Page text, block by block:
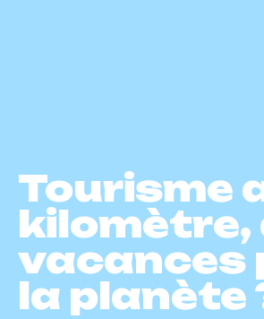
Tourisme
kilomètre,
vacances
la planète